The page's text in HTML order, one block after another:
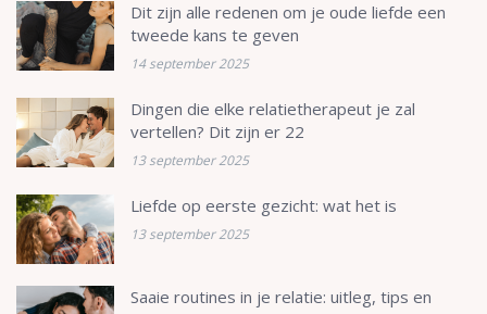
Dit zijn alle redenen om je oude liefde een
tweede kans te geven
14 september 2025
Dingen die elke relatietherapeut je zal
vertellen? Dit zijn er 22
13 september 2025
Liefde op eerste gezicht: wat het is
13 september 2025
Saaie routines in je relatie: uitleg, tips en